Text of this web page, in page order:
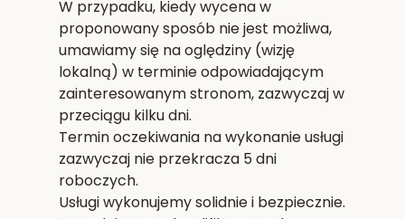
W przypadku, kiedy wycena w
proponowany sposób nie jest możliwa,
umawiamy się na oględziny (wizję
lokalną) w terminie odpowiadającym
zainteresowanym stronom, zazwyczaj w
przeciągu kilku dni.
Termin oczekiwania na wykonanie usługi
zazwyczaj nie przekracza 5 dni
roboczych.
Usługi wykonujemy solidnie i bezpiecznie.